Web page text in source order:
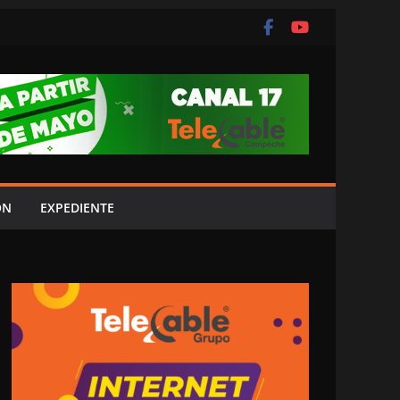
EXPEDIENTE